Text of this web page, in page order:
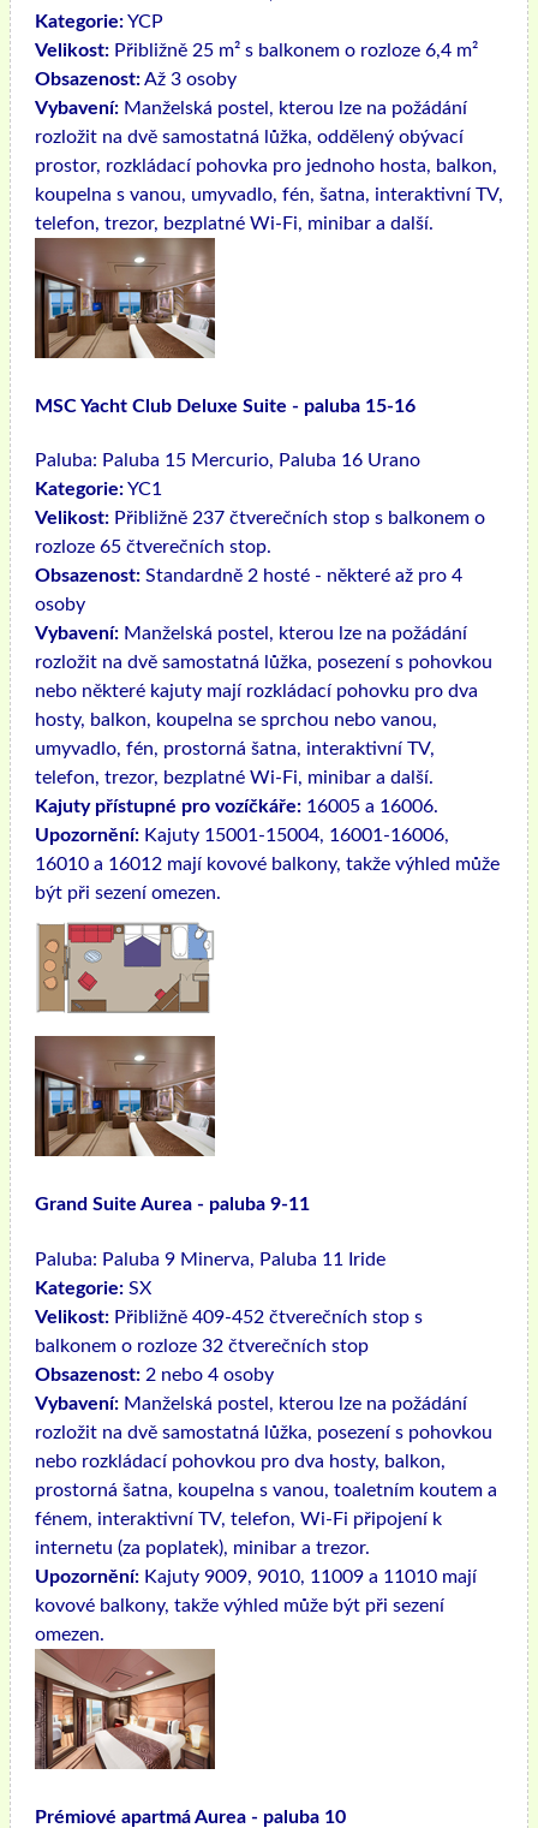
Kategorie:YCP
Velikost: Přibližně 25 m² s balkonem o rozloze 6,4 m²
Obsazenost:Až 3 osoby
Vybavení: Manželská postel, kterou lze na požádání
rozložit na dvě samostatná lůžka, oddělený obývací
prostor, rozkládací pohovka pro jednoho hosta, balkon,
koupelna s vanou, umyvadlo, fén, šatna, interaktivní TV,
telefon, trezor, bezplatné Wi-Fi, minibar a další.
MSC Yacht Club Deluxe Suite - paluba 15-16
Paluba: Paluba 15 Mercurio, Paluba 16 Urano
Kategorie:YC1
Velikost: Přibližně 237 čtverečních stop s balkonem o
rozloze 65 čtverečních stop.
Obsazenost: Standardně 2 hosté - některé až pro 4
osoby
Vybavení: Manželská postel, kterou lze na požádání
rozložit na dvě samostatná lůžka, posezení s pohovkou
nebo některé kajuty mají rozkládací pohovku pro dva
hosty, balkon, koupelna se sprchou nebo vanou,
umyvadlo, fén, prostorná šatna, interaktivní TV,
telefon, trezor, bezplatné Wi-Fi, minibar a další.
Kajuty přístupné pro vozíčkáře: 16005 a 16006.
Upozornění: Kajuty 15001-15004, 16001-16006,
16010 a 16012 mají kovové balkony, takže výhled může
být při sezení omezen.
Grand Suite Aurea - paluba 9-11
Paluba: Paluba 9 Minerva, Paluba 11 Iride
Kategorie: SX
Velikost: Přibližně 409-452 čtverečních stop s
balkonem o rozloze 32 čtverečních stop
Obsazenost: 2 nebo 4 osoby
Vybavení: Manželská postel, kterou lze na požádání
rozložit na dvě samostatná lůžka, posezení s pohovkou
nebo rozkládací pohovkou pro dva hosty, balkon,
prostorná šatna, koupelna s vanou, toaletním koutem a
fénem, ​​interaktivní TV, telefon, Wi-Fi připojení k
internetu (za poplatek), minibar a trezor.
Upozornění: Kajuty 9009, 9010, 11009 a 11010 mají
kovové balkony, takže výhled může být při sezení
omezen.
Prémiové apartmá Aurea - paluba 10